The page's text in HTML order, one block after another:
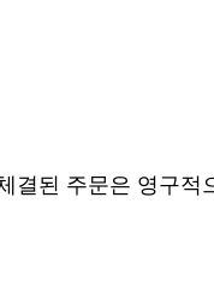
결된 주문은 영구적